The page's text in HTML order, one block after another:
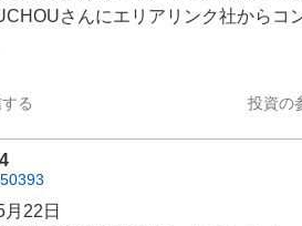
さんにエリアリンク社からコ
る 投資の
22日